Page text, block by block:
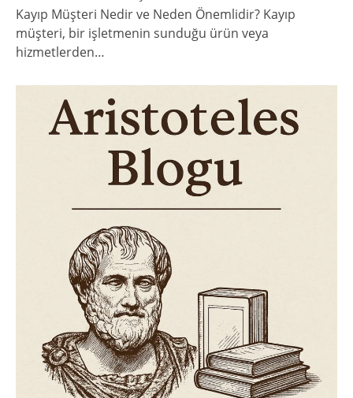
Kayıp Müşteri Nedir ve Neden Önemlidir? Kayıp
müşteri, bir işletmenin sunduğu ürün veya
hizmetlerden…